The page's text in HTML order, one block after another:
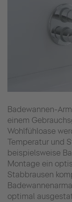
Badewannen-
einem
Wohlfühloase
Temperatur und
beispielsweise
Montage ein
Stabbrausen
optimal